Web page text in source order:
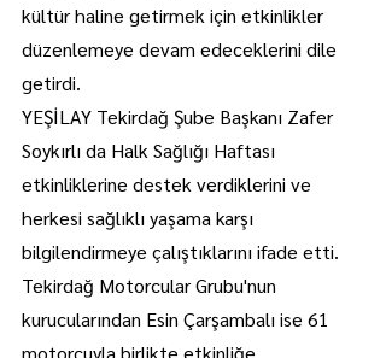
kültür haline getirmek için etkinlikler
düzenlemeye devam edeceklerini dile
getirdi.
YEŞİLAY Tekirdağ Şube Başkanı Zafer
Soykırlı da Halk Sağlığı Haftası
etkinliklerine destek verdiklerini ve
herkesi sağlıklı yaşama karşı
bilgilendirmeye çalıştıklarını ifade etti.
Tekirdağ Motorcular Grubu'nun
kurucularından Esin Çarşambalı ise 61
motorcuyla birlikte etkinliğe